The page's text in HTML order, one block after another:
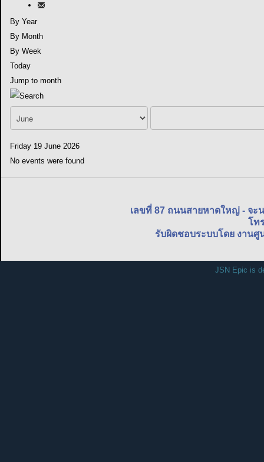
By Year
By Month
By Week
Today
Jump to month
Friday 19 June 2026
No events were found
เลขที่ 87 ถนนสายหาดใหญ่ - จ
โท
รับผิดชอบระบบโดย งาน
JSN Epic is